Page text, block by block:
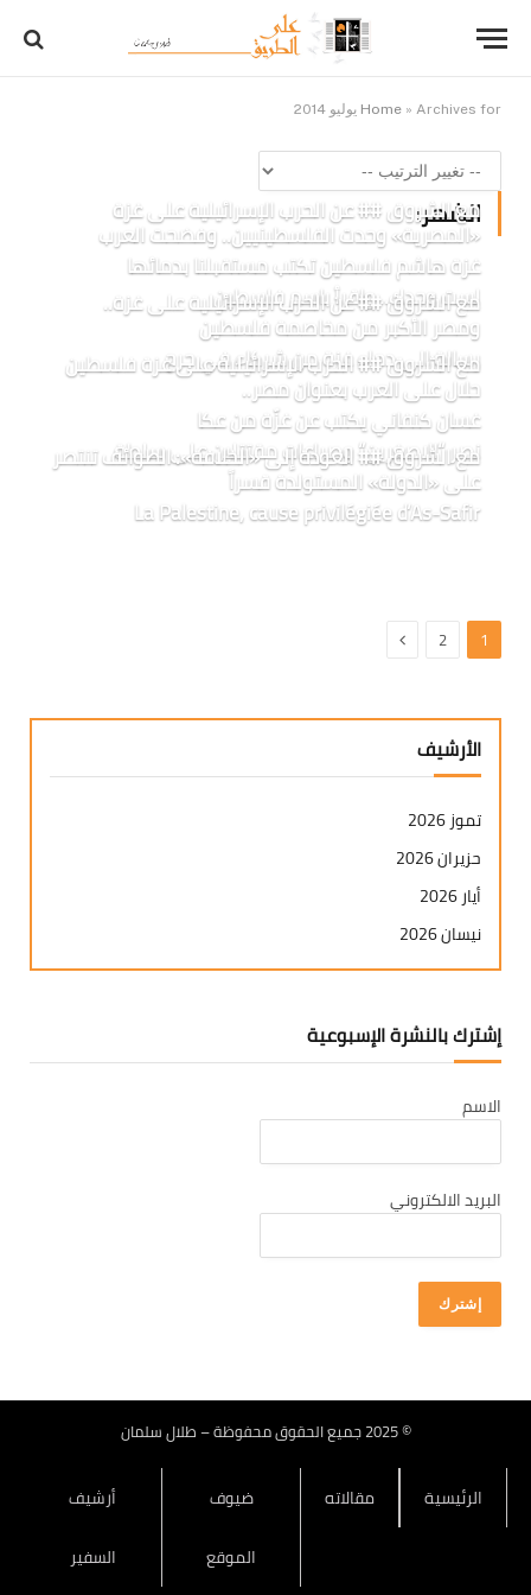
Home » Archives for يوليو 2014
الشهر:
مع الشروق ## عن الحرب الإسرائيلية على غزة
«المصرية» وحدت الفلسطينيين.. وفضحت العرب
غزة هاشم فلسطين تكتب مستقبلنا بدمائها
لست وحدك.. واقرأ باسم فلسطين
مع الشروق ## عن الحرب الإسرائيلية على غزة..
ومصر الأكبر من مخاصمة فلسطين
رسالة الى دماء غزة من شركاء في جرح
مع الشروق ## الحرب الإسرائيلية على غزة فلسطين
حلال على العرب بعنوان مصر..
غسان كنفاني يكتب عن غزّة من عكا
نصر “الاصغرين” وصراعات مقتتلين على سلطة
مع الشروق ## العودة إلى «الخلافة»: الطوائف تنتصر
على «الدولة» المستولدة قسراً
La Palestine, cause privilégiée d’As-Safir
1
2 التالي
الأرشيف
تموز 2026
حزيران 2026
أيار 2026
نيسان 2026
آذار 2026
كانون ثاني 2026
تشرين ثاني 2025
تشرين أول 2025
أيلول 2025
تموز 2025
حزيران 2025
كانون ثاني 2025
إشترك بالنشرة الإسبوعية
الاسم
البريد الالكتروني
© 2025 جميع الحقوق محفوظة – طلال سلمان
الرئيسية مقالاته
ضيوف
الموقع
أرشيف
السفير